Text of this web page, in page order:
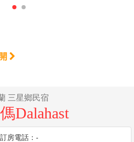
三星鄉民宿
Dalahast
訂房電話：-